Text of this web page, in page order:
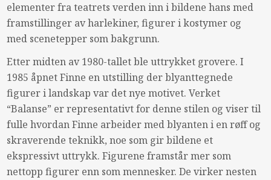
elementer fra teatrets verden inn i bildene hans med
framstillinger av harlekiner, figurer i kostymer og
med scenetepper som bakgrunn.
Etter midten av 1980-tallet ble uttrykket grovere. I
1985 åpnet Finne en utstilling der blyanttegnede
figurer i landskap var det nye motivet. Verket
“Balanse” er representativt for denne stilen og viser til
fulle hvordan Finne arbeider med blyanten i en røff og
skraverende teknikk, noe som gir bildene et
ekspressivt uttrykk. Figurene framstår mer som
nettopp figurer enn som mennesker. De virker nesten